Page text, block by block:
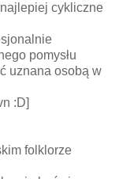
cykliczne
pomysłu
uznana osobą w
:D]
folklorze